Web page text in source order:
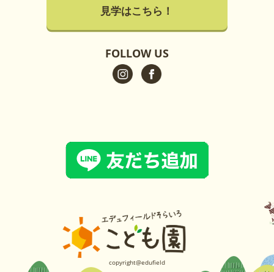
見学はこちら！
FOLLOW US
copyright@edufield